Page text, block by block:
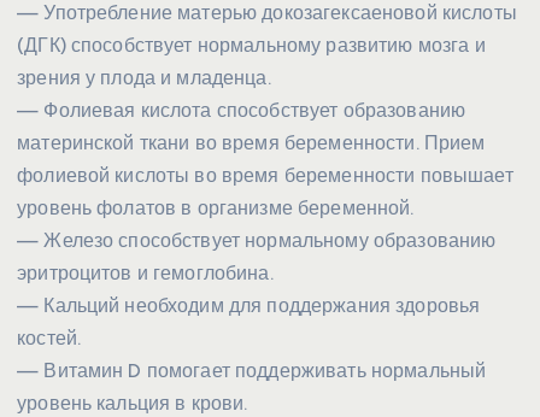
— Употребление матерью докозагексаеновой кислоты
(ДГК) способствует нормальному развитию мозга и
зрения у плода и младенца.
— Фолиевая кислота способствует образованию
материнской ткани во время беременности. Прием
фолиевой кислоты во время беременности повышает
уровень фолатов в организме беременной.
— Железо способствует нормальному образованию
эритроцитов и гемоглобина.
— Кальций необходим для поддержания здоровья
костей.
— Витамин D помогает поддерживать нормальный
уровень кальция в крови.